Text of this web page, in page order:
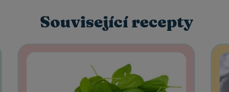
Související recepty